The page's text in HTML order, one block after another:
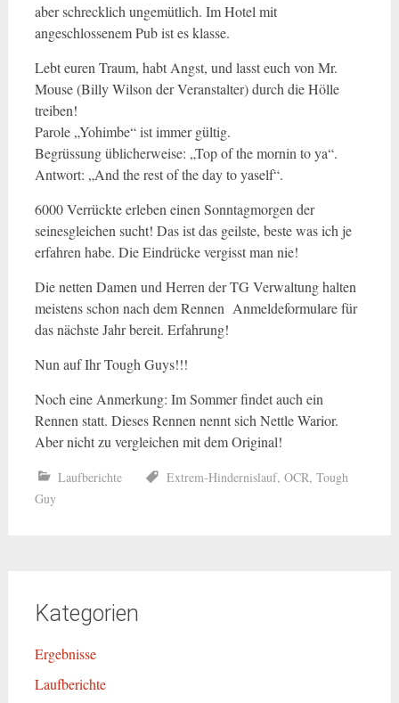
aber schrecklich ungemütlich. Im Hotel mit
angeschlossenem Pub ist es klasse.
Lebt euren Traum, habt Angst, und lasst euch von Mr.
Mouse (Billy Wilson der Veranstalter) durch die Hölle
treiben!
Parole „Yohimbe“ ist immer gültig.
Begrüssung üblicherweise: „Top of the mornin to ya“.
Antwort: „And the rest of the day to yaself“.
6000 Verrückte erleben einen Sonntagmorgen der
seinesgleichen sucht! Das ist das geilste, beste was ich je
erfahren habe. Die Eindrücke vergisst man nie!
Die netten Damen und Herren der TG Verwaltung halten
meistens schon nach dem Rennen Anmeldeformulare für
das nächste Jahr bereit. Erfahrung!
Nun auf Ihr Tough Guys!!!
Noch eine Anmerkung: Im Sommer findet auch ein
Rennen statt. Dieses Rennen nennt sich Nettle Warior.
Aber nicht zu vergleichen mit dem Original!
Laufberichte Extrem-Hindernislauf, OCR, Tough
Guy
Kategorien
Ergebnisse
Laufberichte